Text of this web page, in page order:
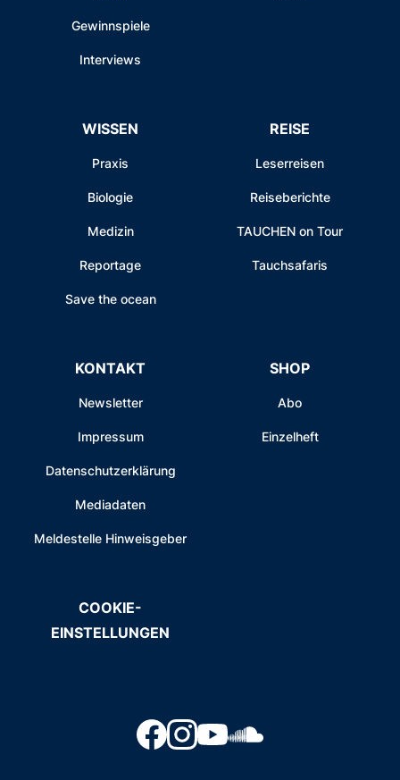
Gewinnspiele
Interviews
WISSEN
Praxis
Biologie
Medizin
Reportage
Save the ocean
REISE
Leserreisen
Reiseberichte
TAUCHEN on Tour
Tauchsafaris
KONTAKT
Newsletter
Impressum
Datenschutzerklärung
Mediadaten
Meldestelle Hinweisgeber
SHOP
Abo
Einzelheft
COOKIE-
EINSTELLUNGEN